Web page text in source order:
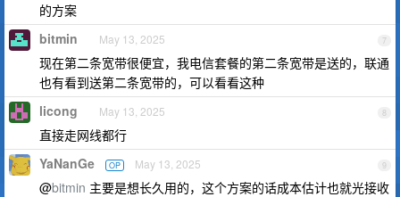
的方案
7
bitmin May 13, 2025
现在第二条宽带很便宜，我电信套餐的第二条宽带是送的，联通
也有看到送第二条宽带的，可以看看这种
8
licong May 13, 2025
直接走网线都行
9
YaNanGe OP May 13, 2025
@bitmin 主要是想长久用的，这个方案的话成本估计也就光接收